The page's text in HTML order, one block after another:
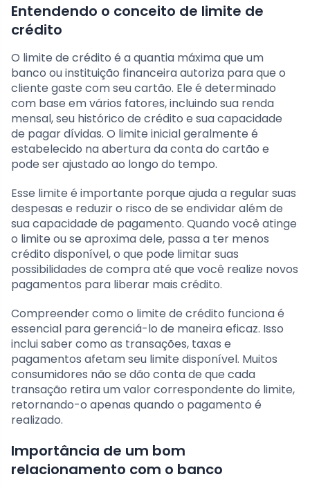
Entendendo o conceito de limite de
crédito
O limite de crédito é a quantia máxima que um
banco ou instituição financeira autoriza para que o
cliente gaste com seu cartão. Ele é determinado
com base em vários fatores, incluindo sua renda
mensal, seu histórico de crédito e sua capacidade
de pagar dívidas. O limite inicial geralmente é
estabelecido na abertura da conta do cartão e
pode ser ajustado ao longo do tempo.
Esse limite é importante porque ajuda a regular suas
despesas e reduzir o risco de se endividar além de
sua capacidade de pagamento. Quando você atinge
o limite ou se aproxima dele, passa a ter menos
crédito disponível, o que pode limitar suas
possibilidades de compra até que você realize novos
pagamentos para liberar mais crédito.
Compreender como o limite de crédito funciona é
essencial para gerenciá-lo de maneira eficaz. Isso
inclui saber como as transações, taxas e
pagamentos afetam seu limite disponível. Muitos
consumidores não se dão conta de que cada
transação retira um valor correspondente do limite,
retornando-o apenas quando o pagamento é
realizado.
Importância de um bom
relacionamento com o banco